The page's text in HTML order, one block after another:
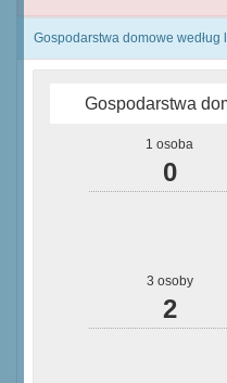
Gospodarstwa domowe według
Gospodarstwa
1 osoba
0
3 osoby
2